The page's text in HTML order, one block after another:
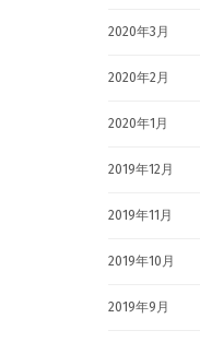
2020年3月
2020年2月
2020年1月
2019年12月
2019年11月
2019年10月
2019年9月